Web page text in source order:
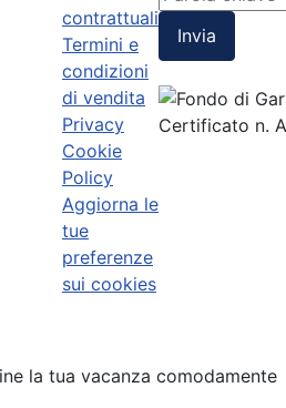
contrattuali
Termini e
condizioni
di vendita
Privacy
Cookie
Policy
Aggiorna le
tue
preferenze
sui cookies
Invia
Certificato n.